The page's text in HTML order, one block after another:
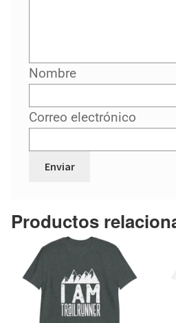
Nombre
Correo electrónico
Productos